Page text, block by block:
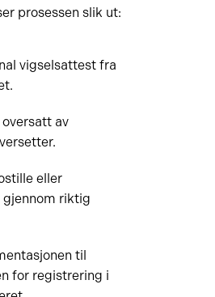
prosessen slik ut:
vigselsattest fra
av
eller
gjennom riktig
til
for registrering i